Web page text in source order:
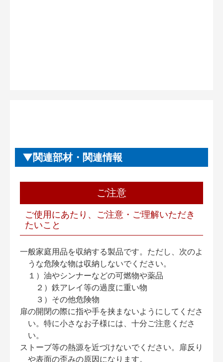
関連部材・関連情報
ご注意
ご使用にあたり、ご注意・ご理解いただき
たいこと
一般家庭用品を収納する製品です。ただし、次のよ
うな危険な物は収納しないでください。
１）油やシンナーなどの可燃物や薬品
２）鉄アレイ等の過度に重い物
３）その他危険物
扉の開閉の際に指や手を挟まないようにしてくださ
い。特に小さなお子様には、十分ご注意くださ
い。
ストーブ等の熱源を近づけないでください。扉反り
や表面の歪みの原因になります。